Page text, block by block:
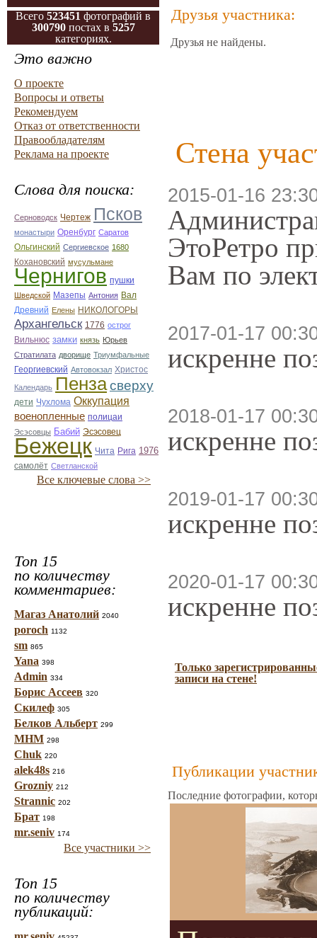
Всего 523451 фотографий в
300790постах в 5257
категориях.
Это важно
О проекте
Вопросы и ответы
Рекомендуем
Отказ от ответственности
Правообладателям
Реклама на проекте
Слова для поиска:
Серноводск Чертеж Псков
монастыри Оренбург Саратов
Ольгинский Сергиевское 1680
Кохановский мусульмане
Чернигов пушки
Шведской Мазепы Антония Вал
Древний Елены НИКОЛОГОРЫ
Архангельск 1776 острог
Вильнюс замки князь Юрьев
Стратилата дворище Триумфальные
Георгиевский Автовокзал Христос
Календарь Пензасверху
дети Чухлома Оккупация
военопленные полицаи
Эсэсовцы Бабий Эсэсовец
Бежецк Чита Рига 1976
самолёт Светланской
Все ключевые слова >>
Топ 15
по количеству
комментариев:
Магаз Анатолий 2040
poroch 1132
sm 865
Yana 398
Admin 334
Борис Ассеев 320
Скилеф 305
Белков Альберт 299
МНМ 298
Chuk 220
alek48s 216
Grozniy 212
Strannic 202
Брат 198
mr.seniv 174
Все участники >>
Топ 15
по количеству
публикаций:
Друзья участника:
Друзья не найдены.
Стена
2015-01-16
ЭтоРетро
Вам по
2017-01-17
искренне
2018-01-17
искренне
2019-01-17
искренне
2020-01-17
искренне
Только
записи на стене!
Публикации
Последние фотографии,